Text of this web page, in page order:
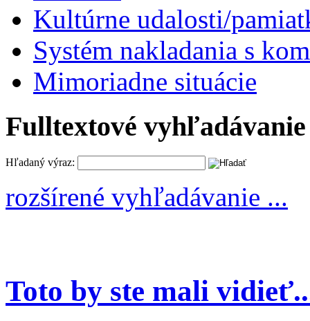
Kultúrne udalosti/
Systém nakladania s
Mimoriadne situácie
Fulltextové vyhľadávanie
Hľadaný výraz:
rozšírené vyhľadávanie ...
Toto by ste mali